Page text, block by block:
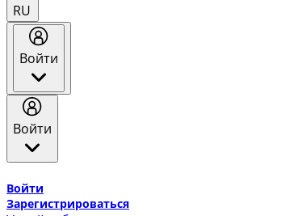
RU
Войти
Войти
Войти
Зарегистрироваться